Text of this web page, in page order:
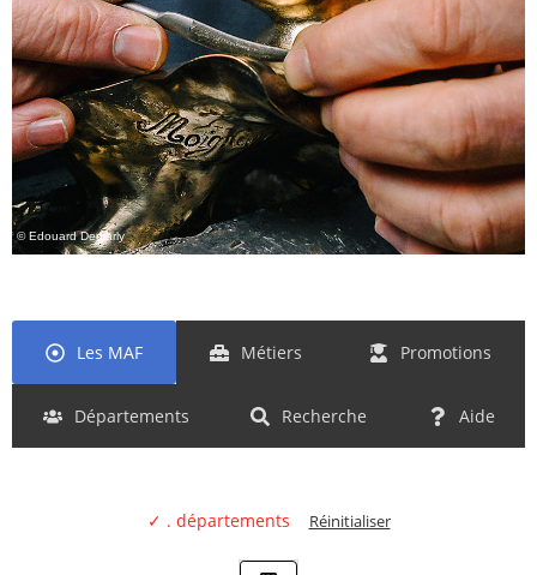
© Edouard Demarly
Les MAF Métiers Promotions
Départements Recherche Aide
✓ . départements Réinitialiser